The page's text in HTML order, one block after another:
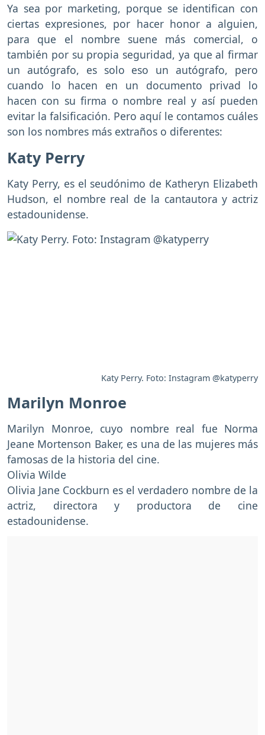
Ya sea por marketing, porque se identifican con
ciertas expresiones, por hacer honor a alguien,
para que el nombre suene más comercial, o
también por su propia seguridad, ya que al firmar
un autógrafo, es solo eso un autógrafo, pero
cuando lo hacen en un documento privad lo
hacen con su firma o nombre real y así pueden
evitar la falsificación. Pero aquí le contamos cuáles
son los nombres más extraños o diferentes:
Katy Perry
Katy Perry, es el seudónimo de Katheryn Elizabeth
Hudson, el nombre real de la cantautora y actriz
estadounidense.
Katy Perry. Foto: Instagram @katyperry
Marilyn Monroe
Marilyn Monroe, cuyo nombre real fue Norma
Jeane Mortenson Baker, es una de las mujeres más
famosas de la historia del cine.
Olivia Wilde
Olivia Jane Cockburn es el verdadero nombre de la
actriz, directora y productora de cine
estadounidense.